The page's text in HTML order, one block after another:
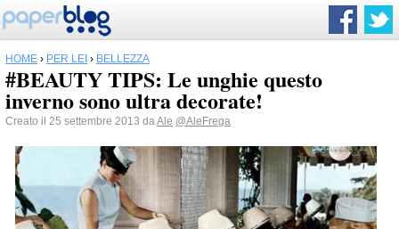
HOME › PER LEI › BELLEZZA
#BEAUTY TIPS: Le unghie questo
inverno sono ultra decorate!
Creato il 25 settembre 2013 daAle @AleFrega